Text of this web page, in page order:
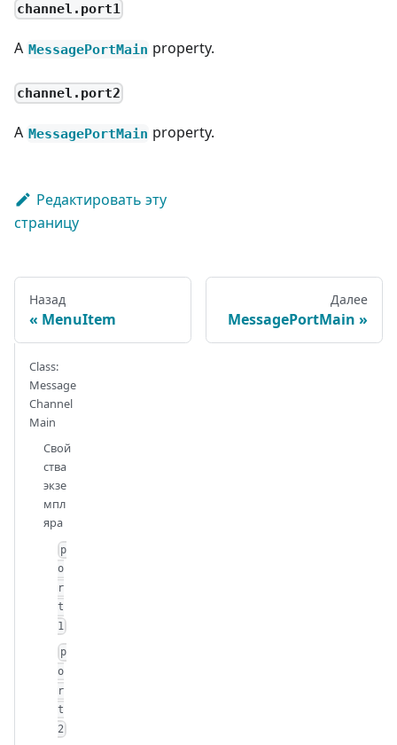
channel.port1
A MessagePortMain property.
channel.port2
A MessagePortMain property.
Редактировать эту
страницу
Назад
MenuItem
Далее
MessagePortMain
Class:
Message
Channel
Main
Свой
ства
экзе
мпл
яра
p
o
r
t
1
p
o
r
t
2